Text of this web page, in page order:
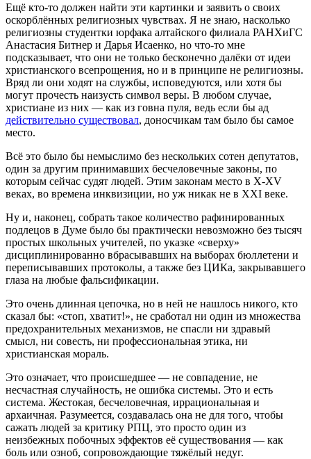
Ещё кто-то должен найти эти картинки и заявить о своих
оскорблённых религиозных чувствах. Я не знаю, насколько
религиозны студентки юрфака алтайского филиала РАНХиГС
Анастасия Битнер и Дарья Исаенко, но что-то мне
подсказывает, что они не только бесконечно далёки от идеи
христианского всепрощения, но и в принципе не религиозны.
Вряд ли они ходят на службы, исповедуются, или хотя бы
могут прочесть наизусть символ веры. В любом случае,
христиане из них — как из говна пуля, ведь если бы ад
действительно существовал, доносчикам там было бы самое
место.
Всё это было бы немыслимо без нескольких сотен депутатов,
один за другим принимавших бесчеловечные законы, по
которым сейчас судят людей. Этим законам место в X-XV
веках, во времена инквизиции, но уж никак не в XXI веке.
Ну и, наконец, собрать такое количество рафинированных
подлецов в Думе было бы практически невозможно без тысяч
простых школьных учителей, по указке «сверху»
дисциплинированно вбрасывавших на выборах бюллетени и
переписывавших протоколы, а также без ЦИКа, закрывавшего
глаза на любые фальсификации.
Это очень длинная цепочка, но в ней не нашлось никого, кто
сказал бы: «стоп, хватит!», не сработал ни один из множества
предохранительных механизмов, не спасли ни здравый
смысл, ни совесть, ни профессиональная этика, ни
христианская мораль.
Это означает, что происшедшее — не совпадение, не
несчастная случайность, не ошибка системы. Это и есть
система. Жестокая, бесчеловечная, иррациональная и
архаичная. Разумеется, создавалась она не для того, чтобы
сажать людей за критику РПЦ, это просто один из
неизбежных побочных эффектов её существования — как
боль или озноб, сопровождающие тяжёлый недуг.